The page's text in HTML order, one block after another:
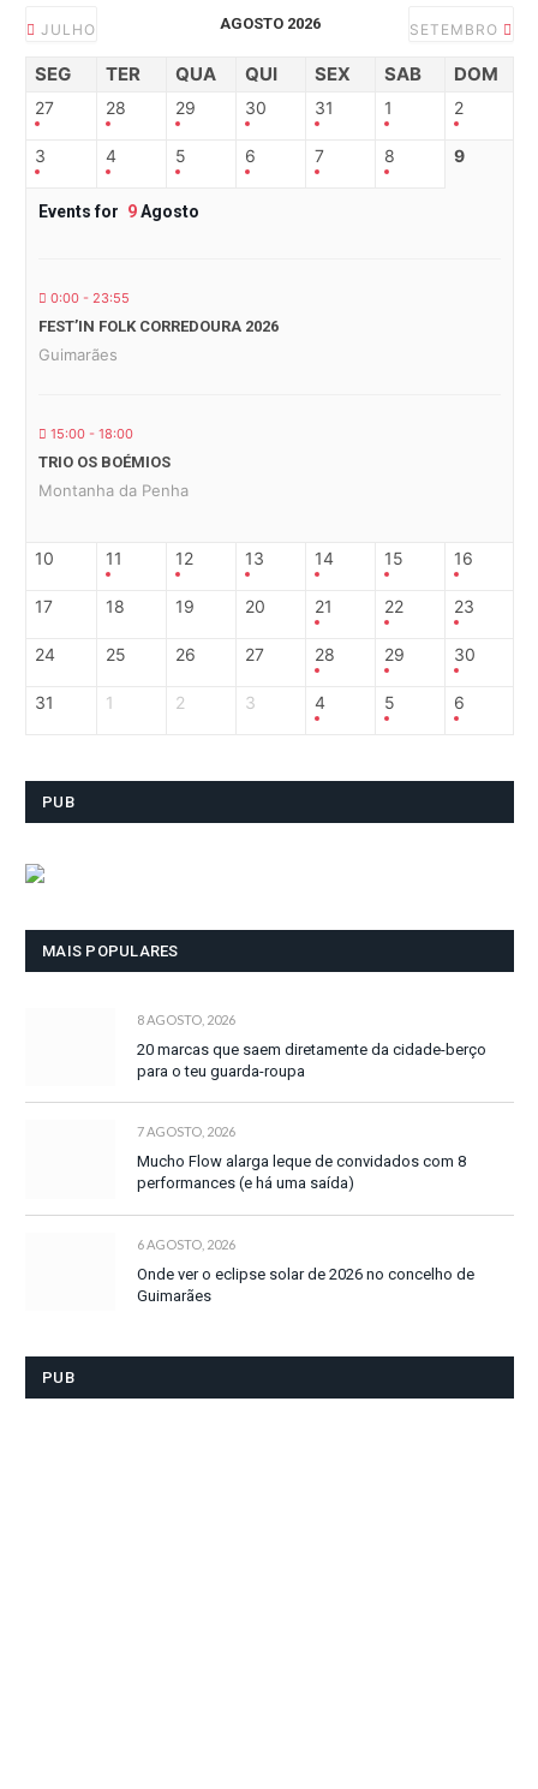
JULHO AGOSTO 2026 SETEMBRO
SEG TER QUA QUI SEX SAB DOM
27 28 29 30 31 1 2
3 4 5 6 7 8 9
Events for 9Agosto
0:00 - 23:55
FEST’IN FOLK CORREDOURA 2026
Guimarães
15:00 - 18:00
TRIO OS BOÉMIOS
Montanha da Penha
10 11 12 13 14 15 16
17 18 19 20 21 22 23
24 25 26 27 28 29 30
31 1 2 3 4 5 6
PUB
MAIS POPULARES
8 AGOSTO, 2026
20 marcas que saem diretamente da cidade-berço
para o teu guarda-roupa
7 AGOSTO, 2026
Mucho Flow alarga leque de convidados com 8
performances (e há uma saída)
6 AGOSTO, 2026
Onde ver o eclipse solar de 2026 no concelho de
Guimarães
PUB